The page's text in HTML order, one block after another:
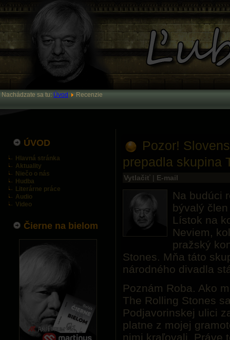
Nachádzate sa tu: Úvod Recenzie
ÚVOD
Hlavná stránka
Aktuality
Niečo o nás
Hudba
Literárne práce
Audio
Video
Čierne na bielom
Pozor!
prepadla skupina
Vytlačiť | E-mail
Na budúci
bývalý
Lístok na
Neviem,
pražský
Stones. Mňa táto
národného divadla
Poznám Roba. Ako
The Rolling Stones
Podjavorinskej ulici
platne z mojej
nimi kraľovali. Práve